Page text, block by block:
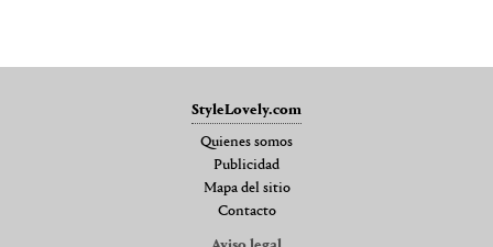
StyleLovely.com
Quienes somos
Publicidad
Mapa del sitio
Contacto